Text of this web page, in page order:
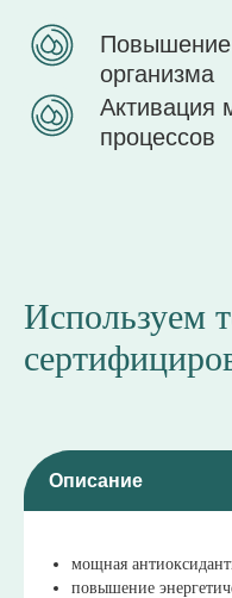
Используем
мощная
повышение